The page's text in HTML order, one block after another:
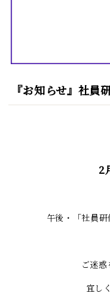
『お知らせ』社員
2
午後・「社員
ご迷
宜し